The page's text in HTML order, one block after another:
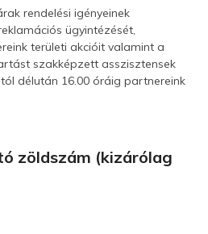
rendelési igényeinek
ügyintézését,
területi akcióit valamint a
szakképzett asszisztensek
délután 16.00 óráig partnereink
zöldszám (kizárólag